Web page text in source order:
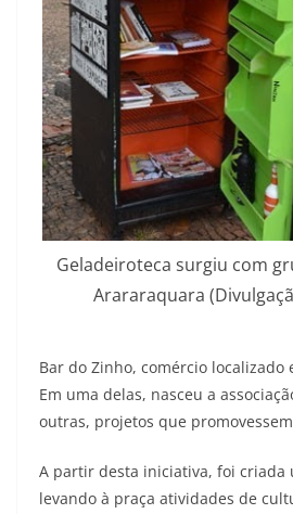
Geladeiroteca surgiu com
Arararaquara
Bar do Zinho, comércio localizado
Em uma delas, nasceu a
outras, projetos que
A partir desta iniciativa, foi criada
levando à praça atividades de